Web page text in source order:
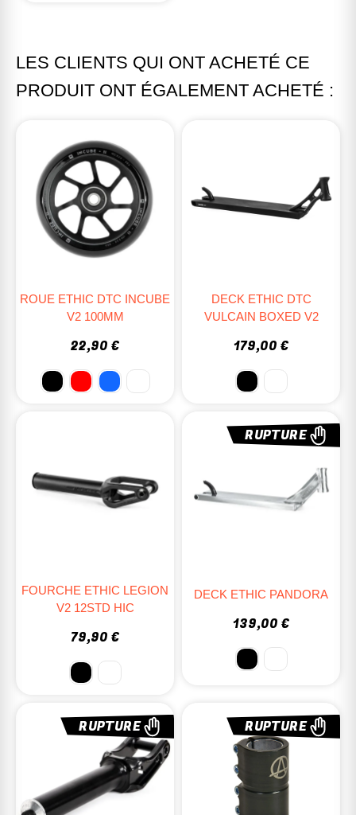
LES CLIENTS QUI ONT ACHETÉ CE
PRODUIT ONT ÉGALEMENT ACHETÉ :
ROUE ETHIC DTC INCUBE
V2 100MM
22,90 €
DECK ETHIC DTC
VULCAIN BOXED V2
179,00 €
FOURCHE ETHIC LEGION
V2 12STD HIC
79,90 €
RUPTURE
DECK ETHIC PANDORA
139,00 €
RUPTURE RUPTURE